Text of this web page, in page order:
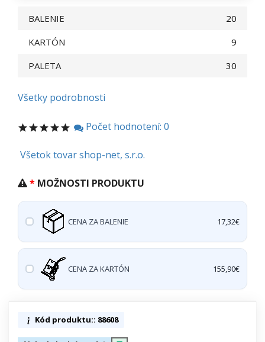
BALENIE
20
KARTÓN
9
PALETA
30
Všetky podrobnosti
Počet hodnotení: 0
Všetok tovar shop-net, s.r.o.
MOŽNOSTI PRODUKTU
CENA ZA BALENIE 17,32€
CENA ZA KARTÓN 155,90€
Kód produktu:: 88608